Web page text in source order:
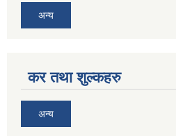
अन्य
कर तथा शुल्कहरु
अन्य